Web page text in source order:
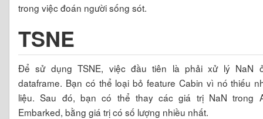
trong việc đoán người sống sót.
TSNE
Để sử dụng TSNE, việc đầu tiên là phải xử lý NaN
dataframe. Bạn có thể loại bỏ feature Cabin vì nó thiếu
liệu. Sau đó, bạn có thể thay các giá trị NaN trong
Embarked, bằng giá trị có số lượng nhiều nhất.